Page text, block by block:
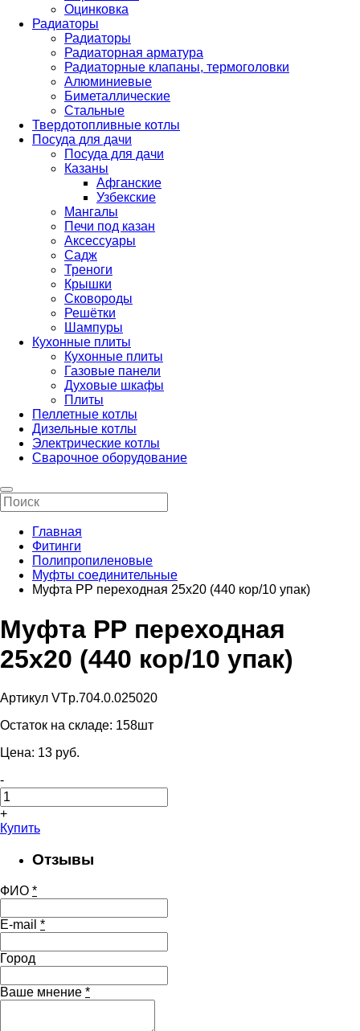
Оцинковка
Радиаторы
Радиаторы
Радиаторная арматура
Радиаторные клапаны, термоголовки
Алюминиевые
Биметаллические
Стальные
Твердотопливные котлы
Посуда для дачи
Посуда для дачи
Казаны
Афганские
Узбекские
Мангалы
Печи под казан
Аксессуары
Садж
Треноги
Крышки
Сковороды
Решётки
Шампуры
Кухонные плиты
Кухонные плиты
Газовые панели
Духовые шкафы
Плиты
Пеллетные котлы
Дизельные котлы
Электрические котлы
Сварочное оборудование
Главная
Фитинги
Полипропиленовые
Муфты соединительные
Муфта РР переходная 25х20 (440 кор/10 упак)
Муфта РР переходная
25х20 (440 кор/10 упак)
Артикул VTp.704.0.025020
Остаток на складе: 158шт
Цена: 13 pуб.
-
+
Купить
Отзывы
ФИО *
E-mail *
Город
Ваше мнение *